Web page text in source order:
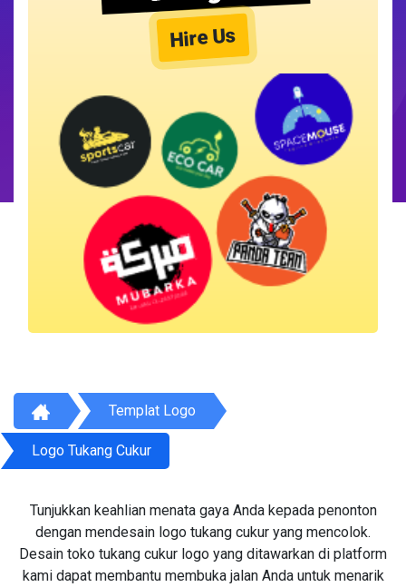
Hire Us
Templat Logo
Logo Tukang Cukur
Tunjukkan keahlian menata gaya Anda kepada penonton
dengan mendesain logo tukang cukur yang mencolok.
Desain toko tukang cukur logo yang ditawarkan di platform
kami dapat membantu membuka jalan Anda untuk menarik